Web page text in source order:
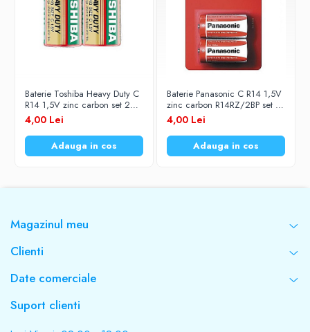
Baterie Toshiba Heavy Duty C
R14 1,5V zinc carbon set 2
buc.
4,00 Lei
Adauga in cos
Baterie Panasonic C R14 1,5V
zinc carbon R14RZ/2BP set 2
buc.
4,00 Lei
Adauga in cos
Magazinul meu
Clienti
Date comerciale
Suport clienti